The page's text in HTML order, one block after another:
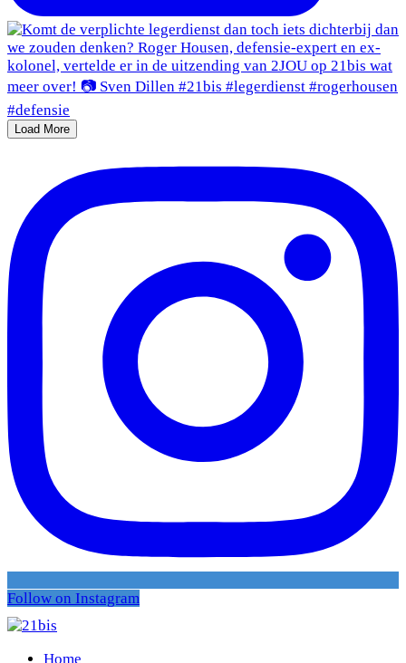
Load More
Follow on Instagram
Home